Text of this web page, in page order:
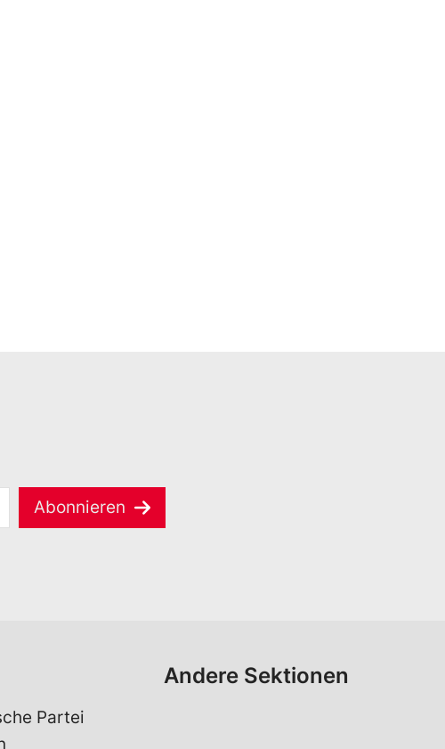
Abonnieren
Partei
Andere Sektionen